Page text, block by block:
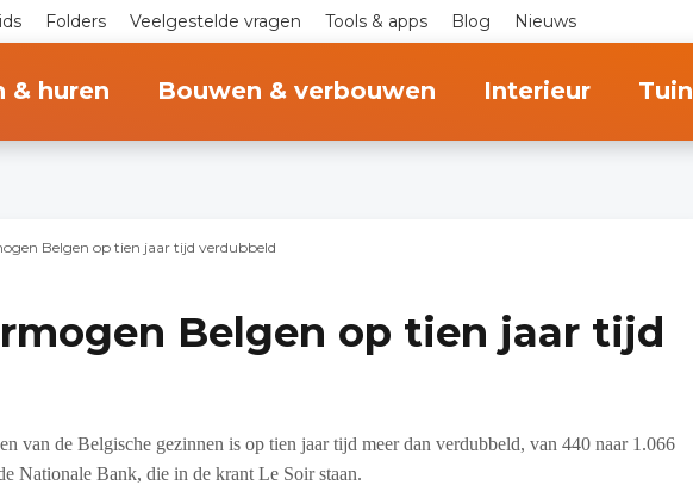
Folders Veelgestelde vragen Tools & apps Blog Nieuws
& huren Bouwen & verbouwen Interieur Tuin
Belgen op tien jaar tijd verdubbeld
Belgen op tien jaar tijd
van de Belgische gezinnen is op tien jaar tijd meer dan verdubbeld, van 440 naar 1.066
Nationale Bank, die in de krant Le Soir staan.